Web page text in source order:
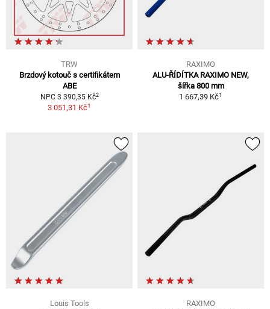
TRW
Brzdový kotouč s certifikátem
ABE
NPC 3 390,35 Kč2
3 051,31 Kč1
RAXIMO
ALU-ŘÍDÍTKA RAXIMO NEW,
šířka 800 mm
1 667,39 Kč1
Louis Tools
RAXIMO